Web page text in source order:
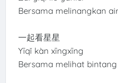
Bersama melinangkan
一起看星星
Yīqǐ kàn xīngxīng
Bersama melihat bintang